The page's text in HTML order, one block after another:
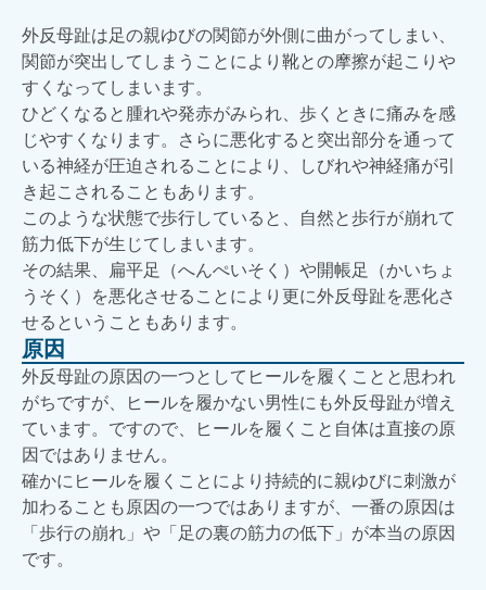
外反母趾は足の親ゆびの関節が外側に曲がってしまい、
関節が突出してしまうことにより靴との摩擦が起こりや
すくなってしまいます。
ひどくなると腫れや発赤がみられ、歩くときに痛みを感
じやすくなります。さらに悪化すると突出部分を通って
いる神経が圧迫されることにより、しびれや神経痛が引
き起こされることもあります。
このような状態で歩行していると、自然と歩行が崩れて
筋力低下が生じてしまいます。
その結果、扁平足（へんぺいそく）や開帳足（かいちょ
うそく）を悪化させることにより更に外反母趾を悪化さ
せるということもあります。
原因
外反母趾の原因の一つとしてヒールを履くことと思われ
がちですが、ヒールを履かない男性にも外反母趾が増え
ています。ですので、ヒールを履くこと自体は直接の原
因ではありません。
確かにヒールを履くことにより持続的に親ゆびに刺激が
加わることも原因の一つではありますが、一番の原因は
「歩行の崩れ」や「足の裏の筋力の低下」が本当の原因
です。